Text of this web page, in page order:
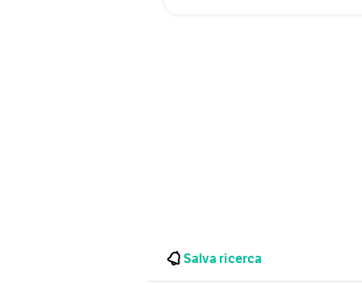
Salva ricerca